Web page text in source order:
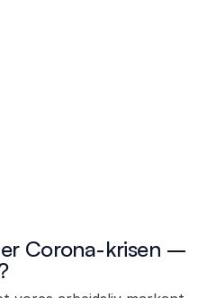
Corona-krisen –